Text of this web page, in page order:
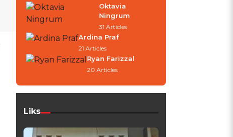
Oktavia
Ningrum
31 Articles
Ardina Praf
21 Articles
Ryan Farizzal
20 Articles
Liks